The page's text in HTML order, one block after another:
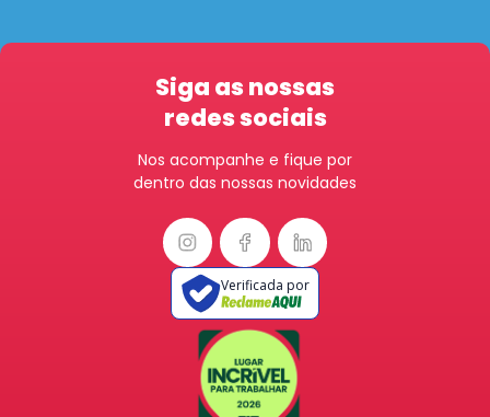
Siga as nossas
redes sociais
Nos acompanhe e fique por
dentro das nossas novidades
Verificada por